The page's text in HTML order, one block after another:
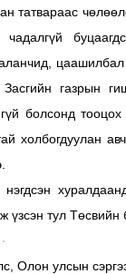
татвараас
Засгийн газрын
болсонд
холбогдуулан
үзсэн тул
Олон улсын